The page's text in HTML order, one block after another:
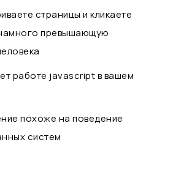
страницы и кликаете
превышающую
работе javascript в вашем
похоже на поведение
систем